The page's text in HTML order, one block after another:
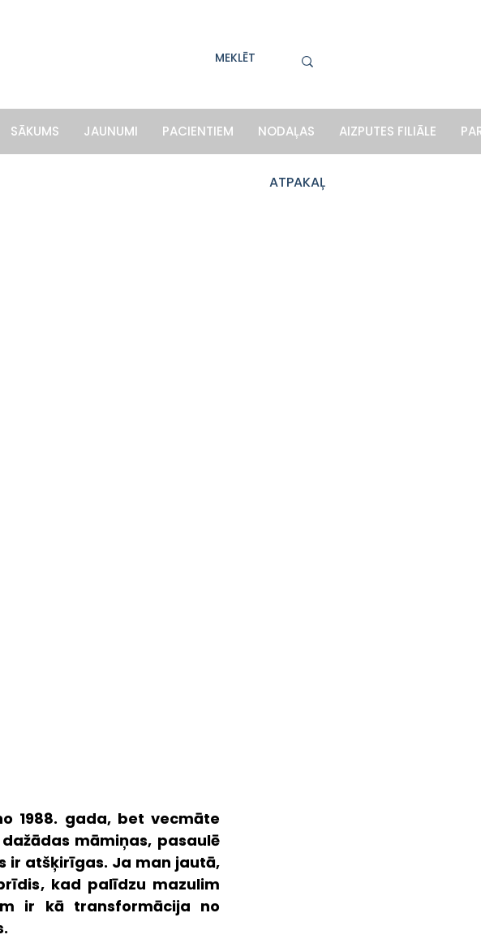
SĀKUMS JAUNUMI PACIENTIEM NODAĻAS AIZPUTES FILIĀLE
ATPAKAĻ
1988. gada, bet vecmāte
māmiņas, pasaulē
ir atšķirīgas. Ja man jautā,
kad palīdzu mazulim
ir kā transformācija no